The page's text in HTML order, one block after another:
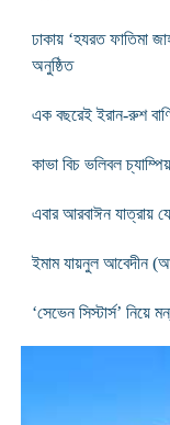
ঢাকায় ‘হযরত ফাতিমা
অনুষ্ঠিত
এক বছরেই ইরান-রুশ
কাভা বিচ ভলিবল
এবার আরবাঈন যাত্রায়
ইমাম যায়নুল আবেদীন
‘সেভেন সিস্টার্স’ নিয়ে